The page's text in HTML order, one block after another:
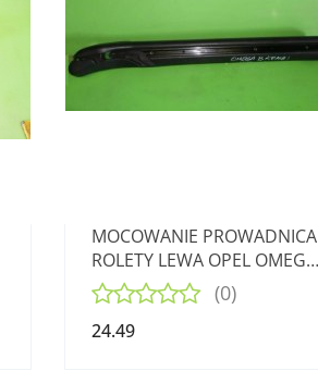
MOCOWANIE PROWADNICA
ROLETY LEWA OPEL OMEGA
B
(0)
24.49